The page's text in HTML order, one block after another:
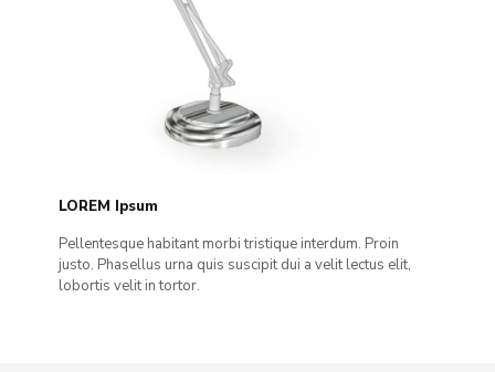
LOREM Ipsum
Pellentesque habitant morbi tristique interdum. Proin
justo. Phasellus urna quis suscipit dui a velit lectus elit,
lobortis velit in tortor.